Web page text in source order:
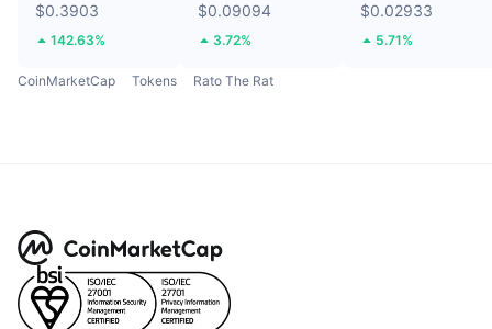
$0.3903
142.63%
$0.09094
3.72%
$0.02933
5.71%
CoinMarketCap Tokens Rato The Rat